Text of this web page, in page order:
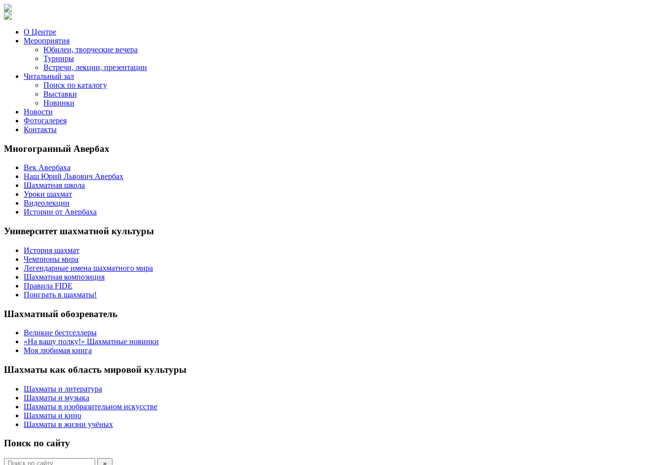
О Центре
Мероприятия
Юбилеи, творческие вечера
Турниры
Встречи, лекции, презентации
Читальный зал
Поиск по каталогу
Выставки
Новинки
Новости
Фотогалерея
Контакты
Многогранный Авербах
Век Авербаха
Наш Юрий Львович Авербах
Шахматная школа
Уроки шахмат
Видеолекции
Истории от Авербаха
Университет шахматной культуры
История шахмат
Чемпионы мира
Легендарные имена шахматного мира
Шахматная композиция
Правила FIDE
Поиграть в шахматы!
Шахматный обозреватель
Великие бестселлеры
«На вашу полку!» Шахматные новинки
Моя любимая книга
Шахматы как область мировой культуры
Шахматы и литература
Шахматы и музыка
Шахматы в изобразительном искусстве
Шахматы и кино
Шахматы в жизни учёных
Поиск по сайту